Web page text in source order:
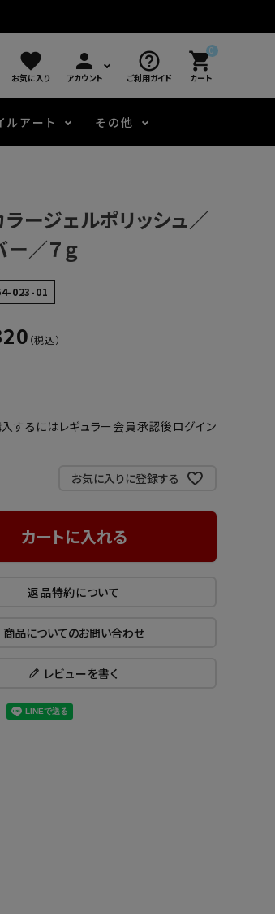
favorite
お気に入り
person
アカウント
help_outline
ご利用ガイド
0
shopping_cart
カート
アートインク
ュアンスジェル
メナコラボジェル
容器・ポーチ
ルアート
その他
その他
ージェルポリッシュ／
／７ｇ
023-01
するにはレギュラー会員承認後ログイン
お気に入りに登録する
カートに入れる
返品特約について
商品についてのお問い合わせ
レビューを書く